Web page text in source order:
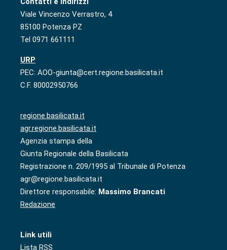
Viale Vincenzo Verrastro, 4
85100 Potenza PZ
Tel 0971 661111
URP
PEC: AOO-giunta@cert.regione.basilicata.it
C.F. 80002950766
regione.basilicata.it
agr.regione.basilicata.it
Agenzia stampa della
Giunta Regionale della Basilicata
Registrazione n. 209/1995 al Tribunale di Potenza
agr@regione.basilicata.it
Direttore responsabile: Massimo Brancati
Redazione
Link utili
Lista RSS